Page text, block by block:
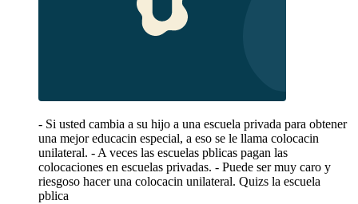
- Si usted cambia a su hijo a una escuela privada para obtener
una mejor educacin especial, a eso se le llama colocacin
unilateral. - A veces las escuelas pblicas pagan las
colocaciones en escuelas privadas. - Puede ser muy caro y
riesgoso hacer una colocacin unilateral. Quizs la escuela
pblica